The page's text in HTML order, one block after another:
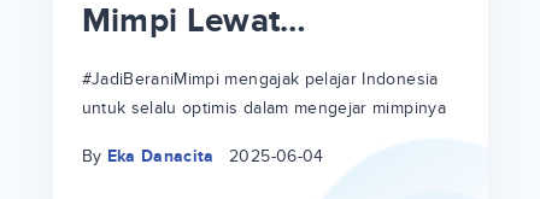
Mimpi Lewat
#JadiBeraniMimpi
#JadiBeraniMimpi mengajak pelajar Indonesia
untuk selalu optimis dalam mengejar mimpinya
By Eka Danacita 2025-06-04